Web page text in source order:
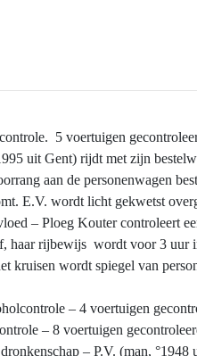
5 voertuigen
uit Gent) rijdt met zijn
aan de personenwagen
E.V. wordt licht gekwetst
– Ploeg Kouter controleert
haar rijbewijs wordt voor 3 uur
kruisen wordt spiegel van
– 4 voertuigen
– 8 voertuigen
– P.V. (man,